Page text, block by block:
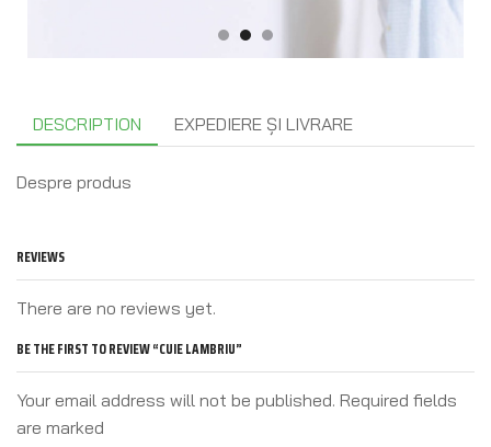
DESCRIPTION EXPEDIERE ȘI LIVRARE
Despre produs
REVIEWS
There are no reviews yet.
BE THE FIRST TO REVIEW “CUIE LAMBRIU”
Your email address will not be published. Required fields
are marked